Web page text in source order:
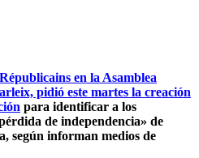
en la Asamblea
pidió este martes la creación
para identificar a los
de independencia» de
según informan medios de